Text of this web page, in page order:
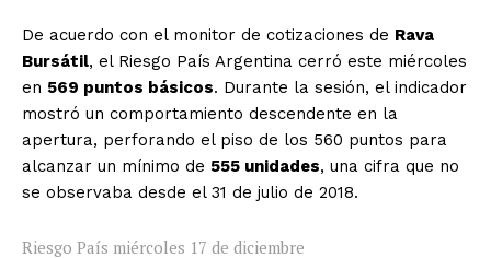
De acuerdo con el monitor de cotizaciones de Rava
Bursátil, el Riesgo País Argentina cerró este miércoles
en 569 puntos básicos. Durante la sesión, el indicador
mostró un comportamiento descendente en la
apertura, perforando el piso de los 560 puntos para
alcanzar un mínimo de 555 unidades, una cifra que no
se observaba desde el 31 de julio de 2018.
Riesgo País miércoles 17 de diciembre